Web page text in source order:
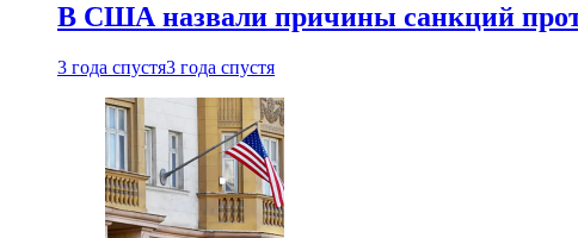
В США назвали причины санкций
3 года спустя3 года спустя